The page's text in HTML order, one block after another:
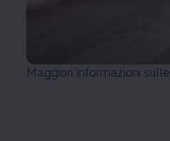
Maggiori informazioni sulle